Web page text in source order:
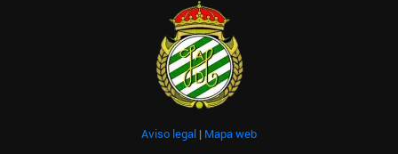
Aviso legal | Mapa web